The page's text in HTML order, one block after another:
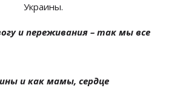
Украины.
и переживания – так мы все
и как мамы, сердце